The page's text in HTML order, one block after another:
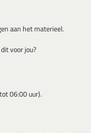
aan het materieel.
voor jou?
06:00 uur).